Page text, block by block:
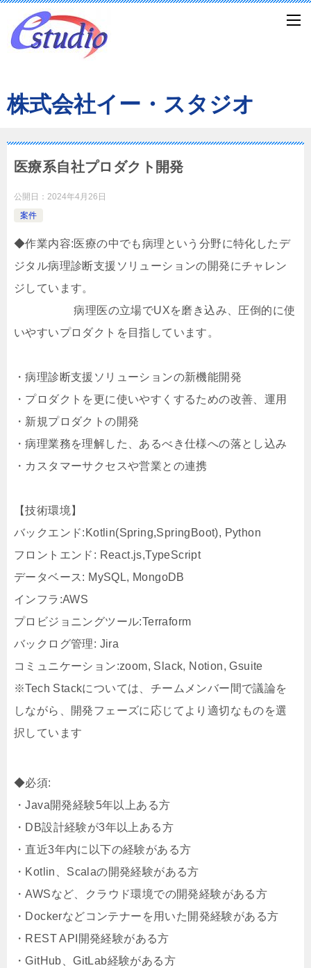
株式会社イー・スタジオ
医療系自社プロダクト開発
公開日： 2024年4月26日
案件
◆作業内容:医療の中でも病理という分野に特化したデ
ジタル病理診断支援ソリューションの開発にチャレン
ジしています。
病理医の立場でUXを磨き込み、圧倒的に使
いやすいプロダクトを目指しています。
・病理診断支援ソリューションの新機能開発
・プロダクトを更に使いやすくするための改善、運用
・新規プロダクトの開発
・病理業務を理解した、あるべき仕様への落とし込み
・カスタマーサクセスや営業との連携
【技術環境】
バックエンド:Kotlin(Spring,SpringBoot), Python
フロントエンド: React.js,TypeScript
データベース: MySQL, MongoDB
インフラ:AWS
プロビジョニングツール:Terraform
バックログ管理: Jira
コミュニケーション:zoom, Slack, Notion, Gsuite
※Tech Stackについては、チームメンバー間で議論を
しながら、開発フェーズに応じてより適切なものを選
択しています
◆必須:
・Java開発経験5年以上ある方
・DB設計経験が3年以上ある方
・直近3年内に以下の経験がある方
・Kotlin、Scalaの開発経験がある方
・AWSなど、クラウド環境での開発経験がある方
・Dockerなどコンテナーを用いた開発経験がある方
・REST API開発経験がある方
・GitHub、GitLab経験がある方